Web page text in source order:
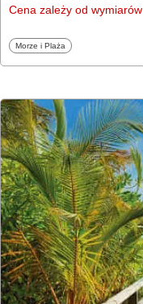
Cena zależy od wymiarów
Fototapety
Morze i Plaża